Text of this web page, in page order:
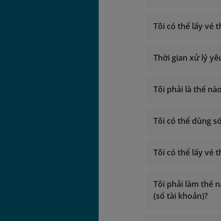
Gọi từ nước
Phiên ngang
Tôi có thể lấy vé
Tìm hiểu
Thời gian xử lý
Tôi phải là thế
Gọi trong
Tôi có thể dùng
Tôi có thể lấy vé
Tôi phải làm thế
(số tài khoản)?